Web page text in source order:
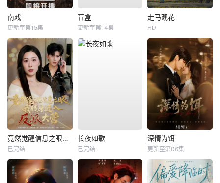
南戏
更新至第15集
盲盒
更新至第14集
走马观花
HD
竟然觉醒信息之眼，我转身进入反派大营
已完结
长夜如歌
已完结
深情为饵
更新至第06集